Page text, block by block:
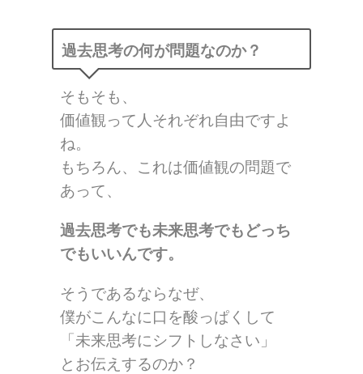
過去思考の何が問題なのか？
そもそも、
価値観って人それぞれ自由ですよ
ね。
もちろん、これは価値観の問題で
あって、
過去思考でも未来思考でもどっち
でもいいんです。
そうであるならなぜ、
僕がこんなに口を酸っぱくして
「未来思考にシフトしなさい」
とお伝えするのか？